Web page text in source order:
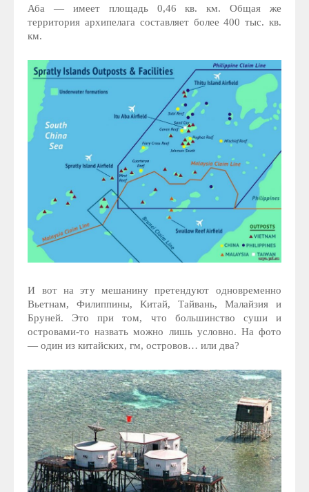
Аба — имеет площадь 0,46 кв. км. Общая же
территория архипелага составляет более 400 тыс. кв.
км.
И вот на эту мешанину претендуют одновременно
Вьетнам, Филиппины, Китай, Тайвань, Малайзия и
Бруней. Это при том, что большинство суши и
островами-то назвать можно лишь условно. На фото
— один из китайских, гм, островов… или два?